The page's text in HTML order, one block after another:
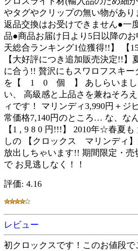
やタグやクリップの無い物があ
返品交換はお受けできません●一
品●商品お届け日より5日以降の
天総合ランキング1位獲得!!】 【
【大好評につき追加販売決定!!】
に合う!! 贅沢にもスワロフスキー
を【 1 0 個 】 あしらいまし
い、 高級感と上品さを兼ねそろ
ィです！ マリンディ3,990円＋ジ
常価格7,140円のところ… な、な
【1 , 9 8 0 円!!!】 2010年☆春夏
しの 【クロックス マリンディ
放出しちゃいます!! 期間限定・売
で お見逃しなく！！
評価: 4.16
レビュー
初クロックスです！このお値段